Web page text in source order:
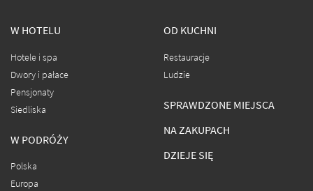
W HOTELU
Hotele i spa
Dwory i pałace
Pensjonaty
Siedliska
W PODRÓŻY
Polska
Europa
OD KUCHNI
Restauracje
Ludzie
SPRAWDZONE MIEJSCA
NA ZAKUPACH
DZIEJE SIĘ